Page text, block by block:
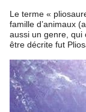
Le terme «
famille d’animaux
aussi un genre, qui
être décrite fut